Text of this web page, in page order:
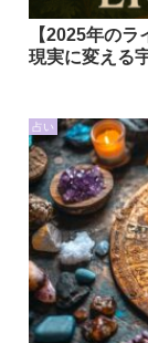
【2025年の
現実に変える
占い